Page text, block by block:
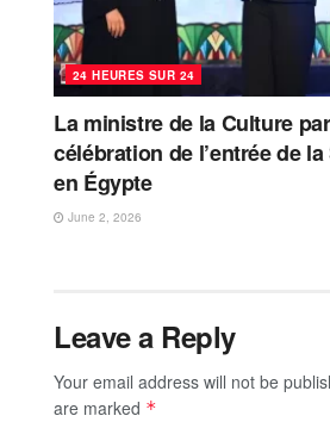
24 HEURES SUR 24
La ministre de la Culture
célébration de l’entrée de
en Égypte
June 2, 2026
Leave a Reply
Your email address will not be
are marked *